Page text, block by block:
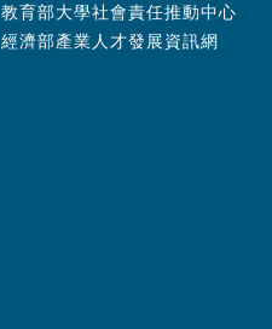
教育部大學社會責任推動中心
經濟部產業人才發展資訊網